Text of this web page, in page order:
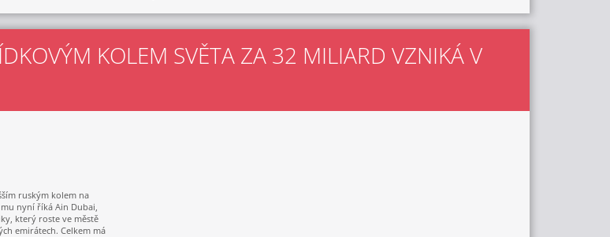
KOLEM SVĚTA ZA 32 MILIARD VZNIKÁ V
ruským kolem na
nyní říká Ain Dubai,
který roste ve městě
emirátech. Celkem má